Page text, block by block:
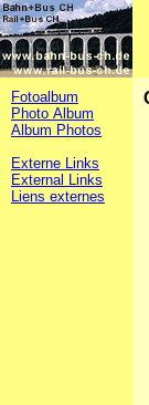
Fotoalbum
Photo Album
Album Photos
Externe Links
External Links
Liens externes